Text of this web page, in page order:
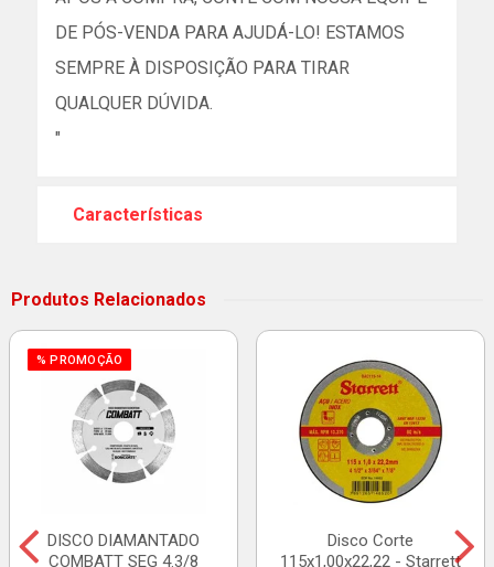
DE PÓS-VENDA PARA AJUDÁ-LO! ESTAMOS
SEMPRE À DISPOSIÇÃO PARA TIRAR
QUALQUER DÚVIDA.
"
Características
Produtos Relacionados
% PROMOÇÃO
DISCO DIAMANTADO
COMBATT SEG 4.3/8
Disco Corte
115x1,00x22,22 - Starrett